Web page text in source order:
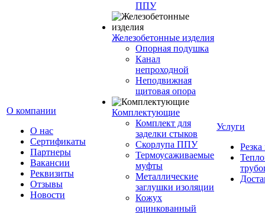
О компании
О нас
Сертификаты
Партнеры
Вакансии
Реквизиты
Отзывы
Новости
ППУ
Железобетонные изделия
Опорная подушка
Канал
непроходной
Неподвижная
щитовая опора
Комплектующие
Комплект для
заделки стыков
Скорлупа ППУ
Термоусаживаемые
муфты
Металлические
заглушки изоляции
Кожух
оцинкованный
Услуги
Резка